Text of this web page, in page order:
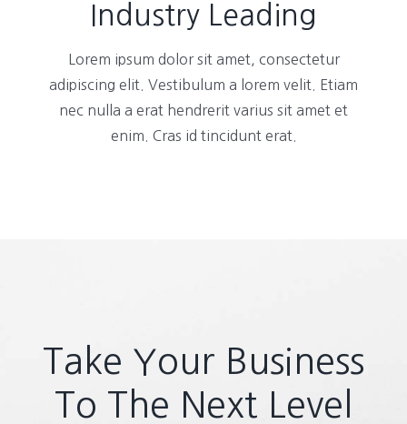
Industry Leading
Lorem ipsum dolor sit amet, consectetur
adipiscing elit. Vestibulum a lorem velit. Etiam
nec nulla a erat hendrerit varius sit amet et
enim. Cras id tincidunt erat.
Take Your Business
To The Next Level